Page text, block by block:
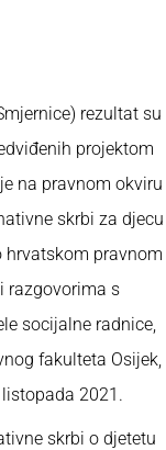
rezultat su
projektom
na pravnom okviru
skrbi za djecu
pravnom
razgovorima s
socijalne radnice,
fakulteta Osijek,
2021.
skrbi o djetetu